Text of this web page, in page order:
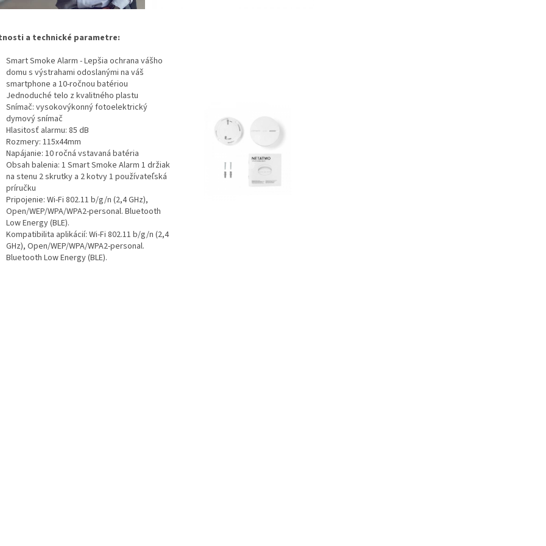
a technické parametre:
Smart Smoke Alarm - Lepšia ochrana vášho
domu s výstrahami odoslanými na váš
smartphone a 10-ročnou batériou
Jednoduché telo z kvalitného plastu
Snímač: vysokovýkonný fotoelektrický
dymový snímač
Hlasitosť alarmu: 85 dB
Rozmery: 115x44mm
Napájanie: 10 ročná vstavaná batéria
Obsah balenia: 1 Smart Smoke Alarm 1 držiak
na stenu 2 skrutky a 2 kotvy 1 používateľská
príručku
Pripojenie: Wi-Fi 802.11 b/g/n (2,4 GHz),
Open/WEP/WPA/WPA2-personal. Bluetooth
Low Energy (BLE).
Kompatibilita aplikácií: Wi-Fi 802.11 b/g/n (2,4
GHz), Open/WEP/WPA/WPA2-personal.
Bluetooth Low Energy (BLE).